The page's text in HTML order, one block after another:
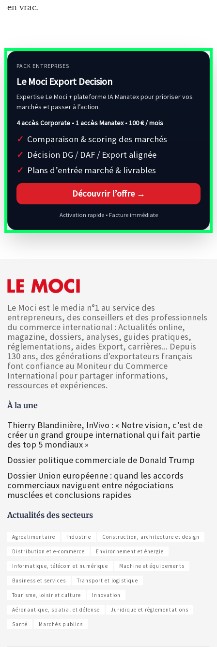
en vrac.
PACK ENTREPRISES
Le Moci Export Decision
Expertise Le Moci + plateforme IA Manatex pour prioriser vos
marchés et passer à l’action.
4 accès Corporate • 1 accès Manatex •100 € / mois
Comparaison & scoring des marchés
Décision DG / DAF / Export alignée
Plans d’entrée marché & livrables
Découvrir l’offre →
Activation rapide • Facture immédiate
Le Moci est le media n°1 au service des
entrepreneurs, des conseillers et des professionnels
du commerce international : Actualités online,
magazine, dossiers, analyses, guides pratiques,
réglementations, aides Export, carrières... Depuis
130 ans, des générations d'exportateurs français
font confiance au Moniteur du Commerce
International pour partager informations,
ressources et expériences.
À la une
Thierry Blandinière, InVivo : « Notre vision, c’est de
créer un grand groupe international qui fait partie
des top 5 mondiaux »
Dossier politique commerciale de Donald Trump
Dossier Union européenne : quand les accords
commerciaux naviguent entre négociations
musclées et conclusions rapides
Actualités des secteurs
Agroalimentaire Industrie Construction, architecture et design
Distribution et e-commerce Environnement et énergie
Informatique, télécom et numérique Machine et équipements
Business et services Transport et logistique
Tourisme, loisir et culture Innovation
Aéronautique, spatial et défense Juridique et règlementations
Santé Marchés publics